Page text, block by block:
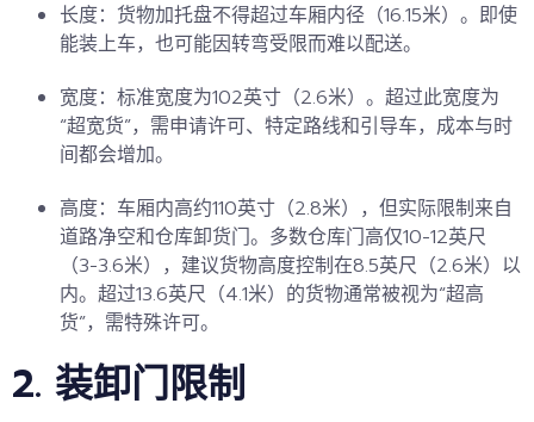
长度：货物加托盘不得超过车厢内径（16.15米）。即使
能装上车，也可能因转弯受限而难以配送。
宽度：标准宽度为102英寸（2.6米）。超过此宽度为
“超宽货”，需申请许可、特定路线和引导车，成本与时
间都会增加。
高度：车厢内高约110英寸（2.8米），但实际限制来自
道路净空和仓库卸货门。多数仓库门高仅10-12英尺
（3-3.6米），建议货物高度控制在8.5英尺（2.6米）以
内。超过13.6英尺（4.1米）的货物通常被视为“超高
货”，需特殊许可。
2. 装卸门限制